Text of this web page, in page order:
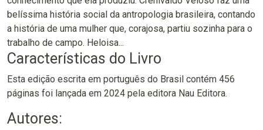
belíssima história social da antropologia brasileira, contando
a história de uma mulher que, corajosa, partiu sozinha para o
trabalho de campo. Heloisa...
Características do Livro
Esta edição escrita em português do Brasil contém 456
páginas foi lançada em 2024 pela editora Nau Editora.
Autores: